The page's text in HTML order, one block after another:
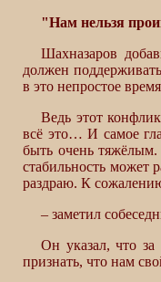
"Нам нельзя
Шахназаров
должен
в это непростое
Ведь этот
всё это… И самое
быть очень
стабильность может
раздраю. К
– заметил
Он указал, что
признать, что нам